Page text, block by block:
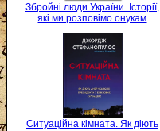
Збройні люди України. Історії,
які ми розповімо онукам
Ситуаційна кімната. Як діють